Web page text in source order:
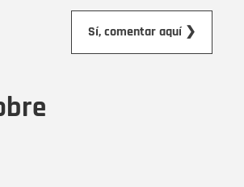
Sí, comentar aquí ❯